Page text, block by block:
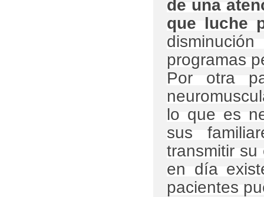
de una
que luche
programas
Por otra
lo que es
sus
transmitir
en dí­a
pacientes